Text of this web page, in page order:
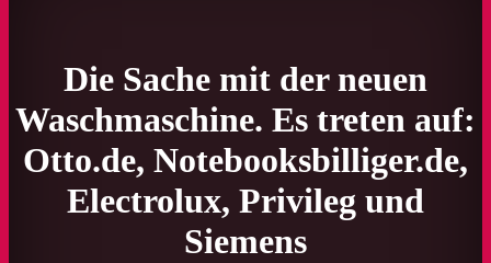
Die Sache mit der neuen
Waschmaschine. Es treten auf:
Otto.de, Notebooksbilliger.de,
Electrolux, Privileg und
Siemens